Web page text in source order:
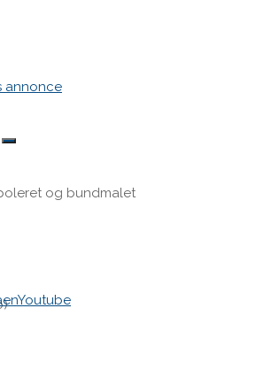
annonce
Search
Youtube
og bundmalet